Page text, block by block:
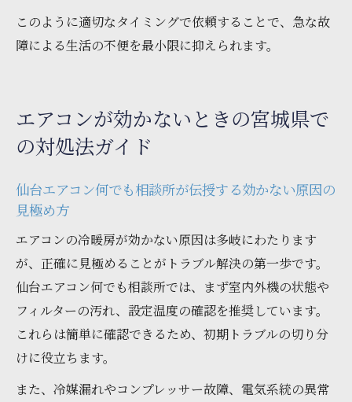
このように適切なタイミングで依頼することで、急な故
障による生活の不便を最小限に抑えられます。
エアコンが効かないときの宮城県で
の対処法ガイド
仙台エアコン何でも相談所が伝授する効かない原因の
見極め方
エアコンの冷暖房が効かない原因は多岐にわたります
が、正確に見極めることがトラブル解決の第一歩です。
仙台エアコン何でも相談所では、まず室内外機の状態や
フィルターの汚れ、設定温度の確認を推奨しています。
これらは簡単に確認できるため、初期トラブルの切り分
けに役立ちます。
また、冷媒漏れやコンプレッサー故障、電気系統の異常